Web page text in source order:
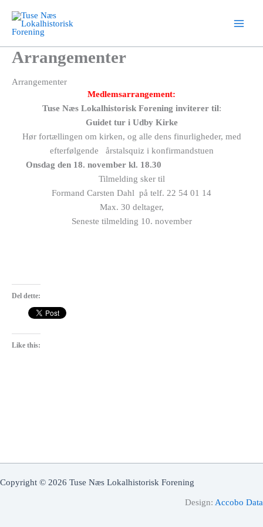
indholdet
Arrangementer
Arrangementer
Medlemsarrangement:
Tuse Næs Lokalhistorisk Forening inviterer til:
Guidet tur i Udby Kirke
Hør fortællingen om kirken, og alle dens finurligheder, med
efterfølgende årstalsquiz i konfirmandstuen
Onsdag den 18. november kl. 18.30
Tilmelding sker til
Formand Carsten Dahl på telf. 22 54 01 14
Max. 30 deltager,
Seneste tilmelding 10. november
Del dette:
Like this:
Copyright © 2026 Tuse Næs Lokalhistorisk Forening
Design: Accobo Data